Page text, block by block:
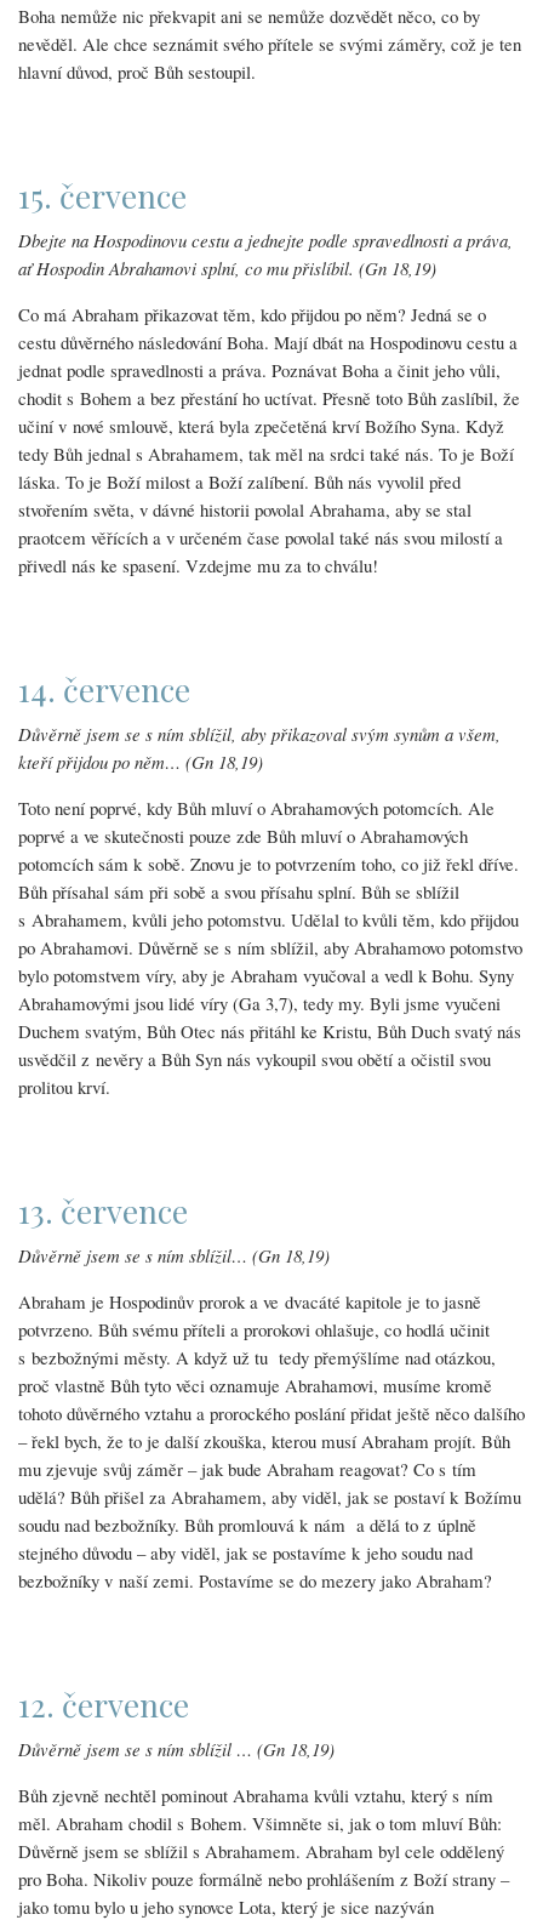
Boha nemůže nic překvapit ani se nemůže dozvědět něco, co by
nevěděl. Ale chce seznámit svého přítele se svými záměry, což je ten
hlavní důvod, proč Bůh sestoupil.
15. července
Dbejte na Hospodinovu cestu a jednejte podle spravedlnosti a práva,
ať Hospodin Abrahamovi splní, co mu přislíbil. (Gn 18,19)
Co má Abraham přikazovat těm, kdo přijdou po něm? Jedná se o
cestu důvěrného následování Boha. Mají dbát na Hospodinovu cestu a
jednat podle spravedlnosti a práva. Poznávat Boha a činit jeho vůli,
chodit s Bohem a bez přestání ho uctívat. Přesně toto Bůh zaslíbil, že
učiní v nové smlouvě, která byla zpečetěná krví Božího Syna. Když
tedy Bůh jednal s Abrahamem, tak měl na srdci také nás. To je Boží
láska. To je Boží milost a Boží zalíbení. Bůh nás vyvolil před
stvořením světa, v dávné historii povolal Abrahama, aby se stal
praotcem věřících a v určeném čase povolal také nás svou milostí a
přivedl nás ke spasení. Vzdejme mu za to chválu!
14. července
Důvěrně jsem se s ním sblížil, aby přikazoval svým synům a všem,
kteří přijdou po něm… (Gn 18,19)
Toto není poprvé, kdy Bůh mluví o Abrahamových potomcích. Ale
poprvé a ve skutečnosti pouze zde Bůh mluví o Abrahamových
potomcích sám k sobě. Znovu je to potvrzením toho, co již řekl dříve.
Bůh přísahal sám při sobě a svou přísahu splní. Bůh se sblížil
s Abrahamem, kvůli jeho potomstvu. Udělal to kvůli těm, kdo přijdou
po Abrahamovi. Důvěrně se s ním sblížil, aby Abrahamovo potomstvo
bylo potomstvem víry, aby je Abraham vyučoval a vedl k Bohu. Syny
Abrahamovými jsou lidé víry (Ga 3,7), tedy my. Byli jsme vyučeni
Duchem svatým, Bůh Otec nás přitáhl ke Kristu, Bůh Duch svatý nás
usvědčil z nevěry a Bůh Syn nás vykoupil svou obětí a očistil svou
prolitou krví.
13. července
Důvěrně jsem se s ním sblížil… (Gn 18,19)
Abraham je Hospodinův prorok a ve dvacáté kapitole je to jasně
potvrzeno. Bůh svému příteli a prorokovi ohlašuje, co hodlá učinit
s bezbožnými městy. A když už tu tedy přemýšlíme nad otázkou,
proč vlastně Bůh tyto věci oznamuje Abrahamovi, musíme kromě
tohoto důvěrného vztahu a prorockého poslání přidat ještě něco dalšího
– řekl bych, že to je další zkouška, kterou musí Abraham projít. Bůh
mu zjevuje svůj záměr – jak bude Abraham reagovat? Co s tím
udělá? Bůh přišel za Abrahamem, aby viděl, jak se postaví k Božímu
soudu nad bezbožníky. Bůh promlouvá k nám a dělá to z úplně
stejného důvodu – aby viděl, jak se postavíme k jeho soudu nad
bezbožníky v naší zemi. Postavíme se do mezery jako Abraham?
12. července
Důvěrně jsem se s ním sblížil … (Gn 18,19)
Bůh zjevně nechtěl pominout Abrahama kvůli vztahu, který s ním
měl. Abraham chodil s Bohem. Všimněte si, jak o tom mluví Bůh:
Důvěrně jsem se sblížil s Abrahamem. Abraham byl cele oddělený
pro Boha. Nikoliv pouze formálně nebo prohlášením z Boží strany –
jako tomu bylo u jeho synovce Lota, který je sice nazýván